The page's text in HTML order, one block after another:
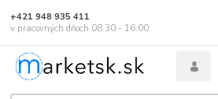
+421 948 935 411
v pracovných dňoch 08.30 - 16.00